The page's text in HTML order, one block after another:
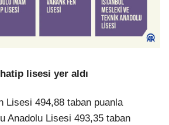
lisesi yer aldı
Lisesi 494,88 taban puanla
Anadolu Lisesi 493,35 taban